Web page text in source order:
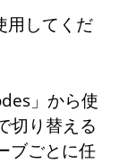
用してくだ
」から使
切り替える
ブごとに任